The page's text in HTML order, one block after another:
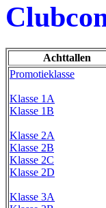
Achttallen
Promotieklasse
Klasse 1A
Klasse 1B
Klasse 2A
Klasse 2B
Klasse 2C
Klasse 2D
Klasse 3A